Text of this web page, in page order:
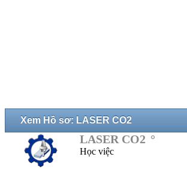
Xem Hồ sơ: LASER CO2
LASER CO2
Học việc